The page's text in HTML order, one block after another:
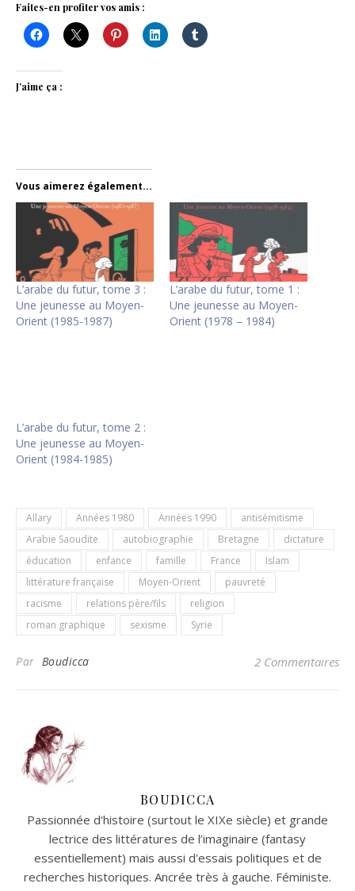
Faites-en profiter vos amis :
J’aime ça :
Vous aimerez également...
L’arabe du futur, tome 3 :
Une jeunesse au Moyen-
Orient (1985-1987)
L’arabe du futur, tome 1 :
Une jeunesse au Moyen-
Orient (1978 – 1984)
L’arabe du futur, tome 2 :
Une jeunesse au Moyen-
Orient (1984-1985)
Allary Années 1980 Années 1990
antisémitisme
Arabie Saoudite
autobiographie Bretagne
dictature
éducation
enfance famille France
Islam
littérature française
Moyen-Orient
pauvreté
racisme
relations père/fils
religion
roman graphique
sexisme Syrie
Par Boudicca 2 Commentaires
BOUDICCA
Passionnée d'histoire (surtout le XIXe siècle) et grande
lectrice des littératures de l’imaginaire (fantasy
essentiellement) mais aussi d'essais politiques et de
recherches historiques. Ancrée très à gauche. Féministe.